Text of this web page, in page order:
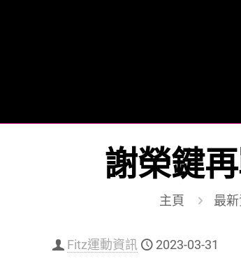
謝榮鍵
主頁 最
Fitz運動資訊 2023-03-31